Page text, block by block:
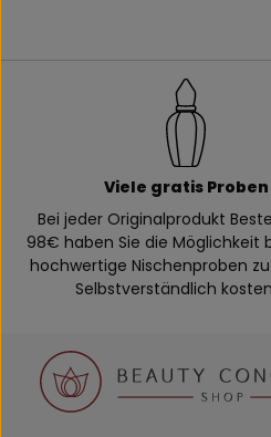
Viele gratis Proben
Bei jeder Originalprodukt
98€ haben Sie die Möglichkeit
hochwertige Nischenproben
Selbstverständlich